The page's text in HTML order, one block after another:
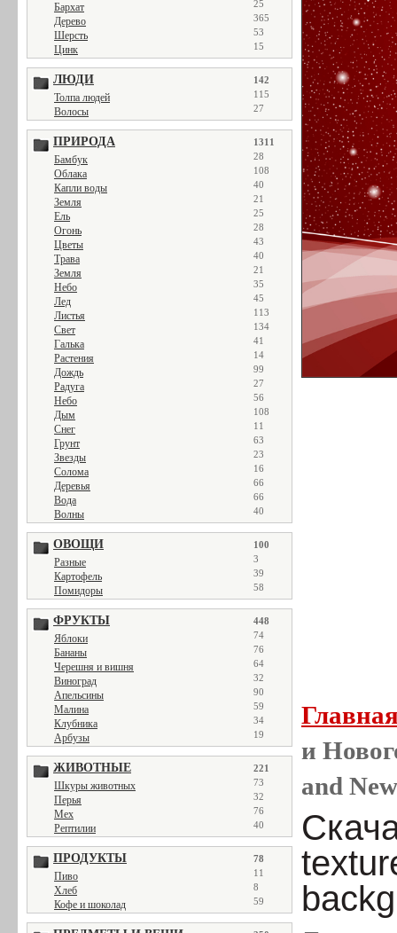
Бархат 25
Дерево 365
Шерсть 53
Цинк 15
ЛЮДИ 142
Толпа людей 115
Волосы 27
ПРИРОДА 1311
Бамбук 28
Облака 108
Капли воды 40
Земля 21
Ель 25
Огонь 28
Цветы 43
Трава 40
Земля 21
Небо 35
Лед 45
Листья 113
Свет 134
Галька 41
Растения 14
Дождь 99
Радуга 27
Небо 56
Дым 108
Снег 11
Грунт 63
Звезды 23
Солома 16
Деревья 66
Вода 66
Волны 40
ОВОЩИ 100
Разные 3
Картофель 39
Помидоры 58
ФРУКТЫ 448
Яблоки 74
Бананы 76
Черешня и вишня 64
Виноград 32
Апельсины 90
Малина 59
Клубника 34
Арбузы 19
ЖИВОТНЫЕ 221
Шкуры животных 73
Перья 32
Мех 76
Рептилии 40
ПРОДУКТЫ 78
Пиво 11
Хлеб 8
Кофе и шоколад 59
и
and